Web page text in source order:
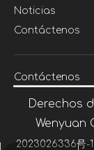
Noticias
Contáctenos
Contáctenos
Derechos
Wenyuan
2023026336号-1